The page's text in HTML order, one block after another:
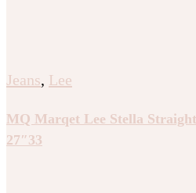
Jeans, Lee
MQ Marqet Lee Stella
27″33